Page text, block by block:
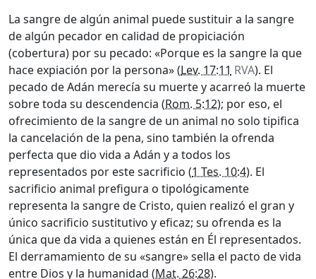
La sangre de algún animal puede sustituir a la sangre
de algún pecador en calidad de propiciación
(cobertura) por su pecado: «Porque es la sangre la que
hace expiación por la persona» (Lev. 17:11 RVA). El
pecado de Adán merecía su muerte y acarreó la muerte
sobre toda su descendencia (Rom. 5:12); por eso, el
ofrecimiento de la sangre de un animal no solo tipifica
la cancelación de la pena, sino también la ofrenda
perfecta que dio vida a Adán y a todos los
representados por este sacrificio (1 Tes. 10:4). El
sacrificio animal prefigura o tipológicamente
representa la sangre de Cristo, quien realizó el gran y
único sacrificio sustitutivo y eficaz; su ofrenda es la
única que da vida a quienes están en Él representados.
El derramamiento de su «sangre» sella el pacto de vida
entre Dios y la humanidad (Mat. 26:28).